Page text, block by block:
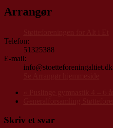
Arrangør
Telefon:
51325388
E-mail:
info@stoetteforeningaltiet.dk
Skriv et svar